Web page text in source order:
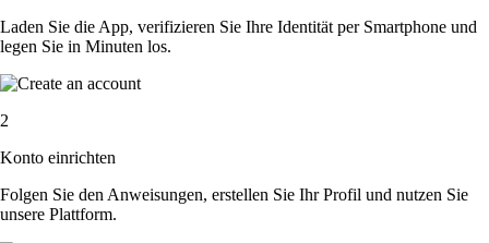
Laden Sie die App, verifizieren Sie Ihre Identität per Smartphone und
legen Sie in Minuten los.
2
Konto einrichten
Folgen Sie den Anweisungen, erstellen Sie Ihr Profil und nutzen Sie
unsere Plattform.